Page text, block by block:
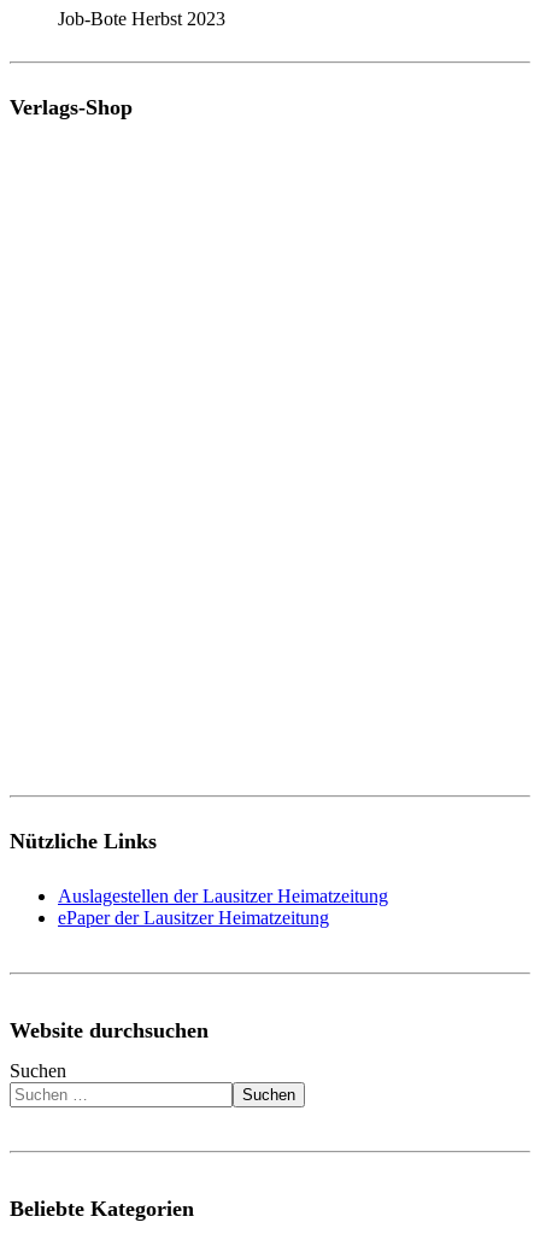
Job-Bote Herbst 2023
Verlags-Shop
Nützliche Links
Auslagestellen der Lausitzer Heimatzeitung
ePaper der Lausitzer Heimatzeitung
Website durchsuchen
Suchen
Suchen
Beliebte Kategorien